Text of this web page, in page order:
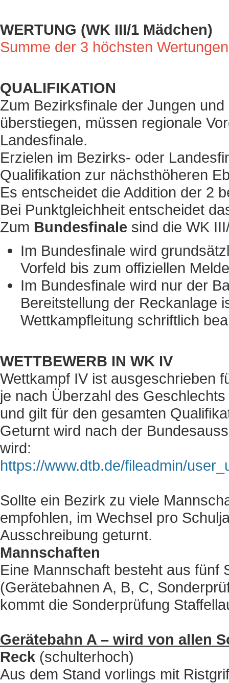
WERTUNG (WK III/1 Mädchen)
Summe der 3 höchsten
QUALIFIKATION
Zum Bezirksfinale der Jungen
überstiegen, müssen regionale
Landesfinale.
Erzielen im Bezirks- oder
Qualifikation zur nächsthöheren
Es entscheidet die Addition der 2
Bei Punktgleichheit entscheidet
Zum Bundesfinale sind die WK
Im Bundesfinale wird
Vorfeld bis zum offiziellen
Im Bundesfinale wird nur der
Bereitstellung der Reckanlage
Wettkampfleitung schriftlich
WETTBEWERB IN WK IV
Wettkampf IV ist ausgeschrieben
je nach Überzahl des
und gilt für den gesamten
Geturnt wird nach der
wird:
https://www.dtb.de/fileadmin/
Sollte ein Bezirk zu viele
empfohlen, im Wechsel pro
Ausschreibung geturnt.
Mannschaften
Eine Mannschaft besteht aus fünf
(Gerätebahnen A, B, C,
kommt die Sonderprüfung
Gerätebahn A – wird von allen
Reck (schulterhoch)
Aus dem Stand vorlings mit